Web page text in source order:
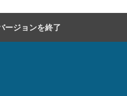
ージョンを終了